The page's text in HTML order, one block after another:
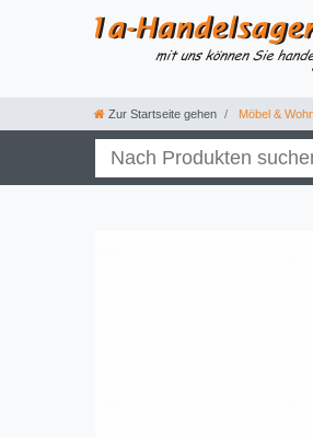
Zur Startseite gehen Möbel &